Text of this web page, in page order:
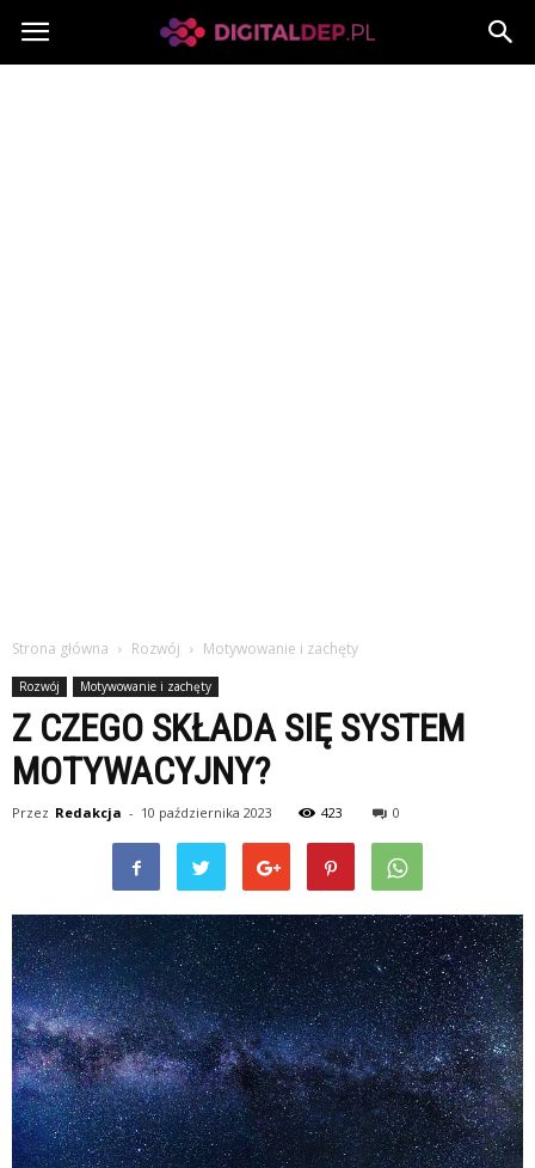
Digitaldep.pl
Strona główna Rozwój Motywowanie i zachęty
Rozwój Motywowanie i zachęty
Z CZEGO SKŁADA SIĘ SYSTEM
MOTYWACYJNY?
Przez Redakcja - 10 października 2023 423 0